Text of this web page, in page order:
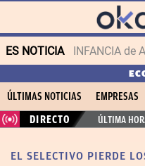
ES NOTICIA INFANCIA de
ÚLTIMAS NOTICIAS EMPRESAS
DIRECTO
ÚLTIMA
EL SELECTIVO PIERDE